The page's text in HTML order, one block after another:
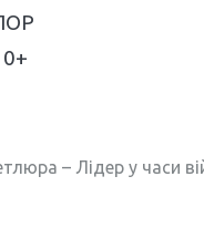
– Лідер у часи